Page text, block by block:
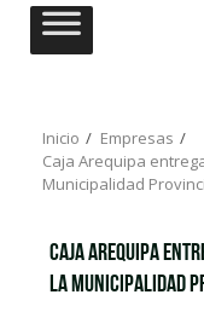
Saltar
Inicio
Empresas
Caja Arequipa
Municipalidad
Caja Arequipa
la Municipalidad